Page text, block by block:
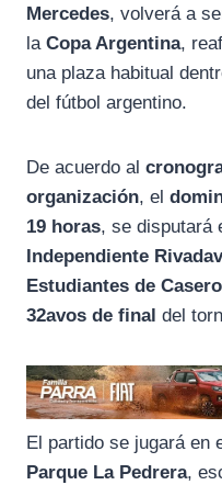
e
b
o
e
g
t
s
Mercedes, volverá a
la Copa Argentina,
una plaza habitual
del fútbol argentino.
De acuerdo al
organización, el
19 horas, se disputará
Independiente
Estudiantes de
32avos de final del
El partido se jugará en
Parque La Pedrera,